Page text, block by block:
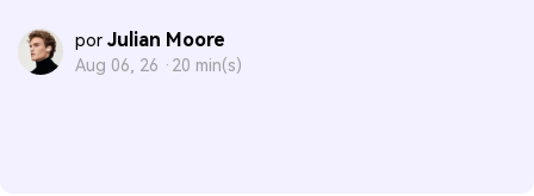
por Julian Moore
Aug 06, 26 · 20 min(s)